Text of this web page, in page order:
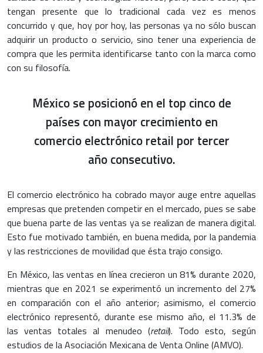
tengan presente que lo tradicional cada vez es menos
concurrido y que, hoy por hoy, las personas ya no sólo buscan
adquirir un producto o servicio, sino tener una experiencia de
compra que les permita identificarse tanto con la marca como
con su filosofía.
México se posicionó en el top cinco de
países con mayor crecimiento en
comercio electrónico retail por tercer
año consecutivo.
El comercio electrónico ha cobrado mayor auge entre aquellas
empresas que pretenden competir en el mercado, pues se sabe
que buena parte de las ventas ya se realizan de manera digital.
Esto fue motivado también, en buena medida, por la pandemia
y las restricciones de movilidad que ésta trajo consigo.
En México, las ventas en línea crecieron un 81% durante 2020,
mientras que en 2021 se experimentó un incremento del 27%
en comparación con el año anterior; asimismo, el comercio
electrónico representó, durante ese mismo año, el 11.3% de
las ventas totales al menudeo (retail). Todo esto, según
estudios de la Asociación Mexicana de Venta Online (AMVO).